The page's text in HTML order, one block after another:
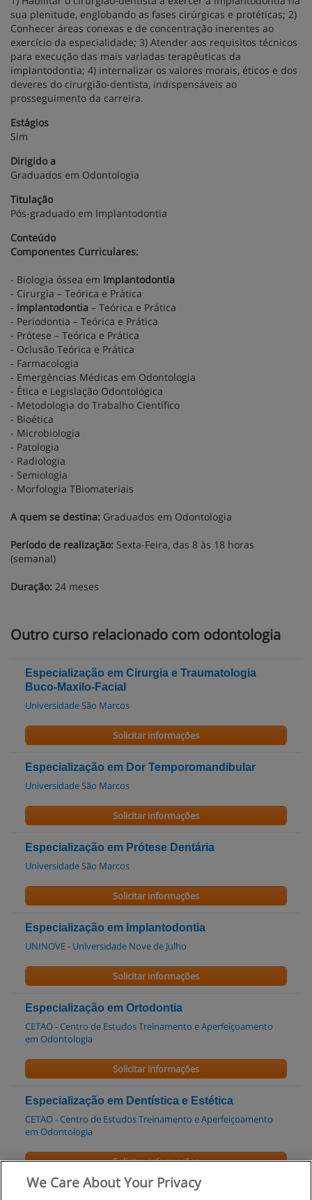
sua plenitude, englobando as fases cirúrgicas e protéticas; 2)
Conhecer áreas conexas e de concentração inerentes ao
exercício da especialidade; 3) Atender aos requisitos técnicos
para execução das mais variadas terapêuticas da
implantodontia; 4) internalizar os valores morais, éticos e dos
deveres do cirurgião-dentista, indispensáveis ao
prosseguimento da carreira.
Estágios
Sim
Dirigido a
Graduados em Odontologia
Titulação
Pós-graduado em Implantodontia
Conteúdo
Componentes Curriculares:
- Biologia óssea em Implantodontia
- Cirurgia – Teórica e Prática
- Implantodontia – Teórica e Prática
- Periodontia – Teórica e Prática
- Prótese – Teórica e Prática
- Oclusão Teórica e Prática
- Farmacologia
- Emergências Médicas em Odontologia
- Ética e Legislação Odontológica
- Metodologia do Trabalho Científico
- Bioética
- Microbiologia
- Patologia
- Radiologia
- Semiologia
- Morfologia TBiomateriais
A quem se destina: Graduados em Odontologia
Período de realização: Sexta-Feira, das 8 às 18 horas
(semanal)
Duração: 24 meses
Outro curso relacionado com odontologia
Especialização em Cirurgia e Traumatologia
Buco-Maxilo-Facial
Universidade São Marcos
Solicitar informações
Especialização em Dor Temporomandibular
Universidade São Marcos
Solicitar informações
Especialização em Prótese Dentária
Universidade São Marcos
Solicitar informações
Especialização em Implantodontia
UNINOVE - Universidade Nove de Julho
Solicitar informações
Especialização em Ortodontia
CETAO - Centro de Estudos Treinamento e Aperfeiçoamento
em Odontologia
Solicitar informações
Especialização em Dentística e Estética
CETAO - Centro de Estudos Treinamento e Aperfeiçoamento
em Odontologia
Solicitar informações
Especialização em Implantodontia
We Care About Your Privacy